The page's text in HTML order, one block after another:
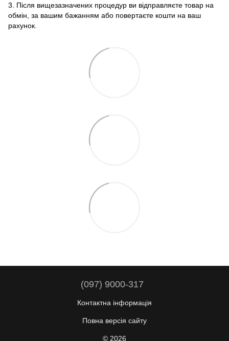
3. Після вищезазначених процедур ви відправляєте товар на
обмін, за вашим бажанням або повертаєте кошти на ваш
рахунок.
(097) 9000-317
Контактна інформація
Повна версія сайту
© 2026